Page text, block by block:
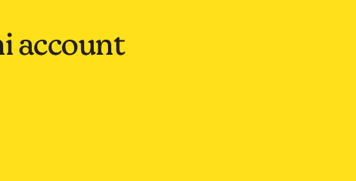
account